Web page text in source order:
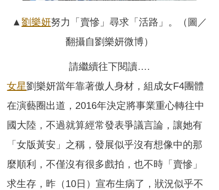
▲劉樂妍努力「賣慘」尋求「活路」。（圖／
翻攝自劉樂妍微博）
請繼續往下閱讀….
女星劉樂妍當年靠著傲人身材，組成女F4團體
在演藝圈出道，2016年決定將事業重心轉往中
國大陸，不過就算經常發表爭議言論，讓她有
「女版黃安」之稱，發展似乎沒有想像中的那
麼順利，不僅沒有很多戲拍，也不時「賣慘」
求生存，昨（10日）宣布生病了，狀況似乎不